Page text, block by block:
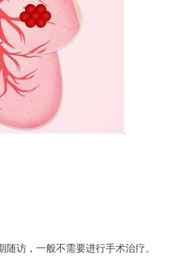
访，一般不需要进行手术治疗。